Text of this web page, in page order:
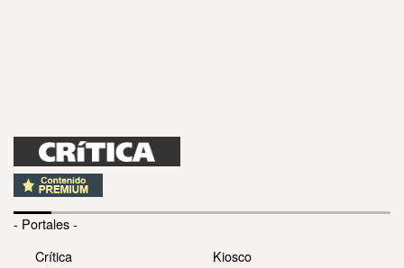
- Portales -
Crítica
Kiosco